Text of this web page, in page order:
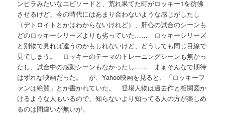
ンピラみたいなエピソードと、荒れ果てた町がロッキー1を彷彿
させるけど、今の時代にはあまり合わないような感じがしたし
（デトロイトとかはわからないけれど）、肝心の試合のシーンも
どのロッキーシリーズよりも劣っていた…… ロッキーシリーズ
と別物で見れば違うのかもしれないけど、どうしても同じ目線で
見てしまう。 ロッキーのテーマのトレーニングシーンも無かっ
たし、試合中の感動シーンもなかったし…… まぁそんなで期待
はずれな映画だった。 が、Yahoo映画を見ると、「ロッキーフ
ァンは絶賛」とか書かれていた。 登場人物は過去作と相関図か
けるような人もいるので、知らないより知ってる人の方が楽しめ
るのは間違いが無いが。